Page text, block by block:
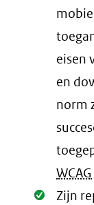
eisen
en
norm
WCAG
Oké.
Zijn